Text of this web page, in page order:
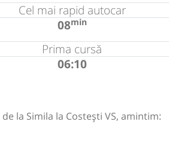
Cel mai rapid autocar
08min
Prima cursă
06:10
la Simila la Costești VS, amintim: